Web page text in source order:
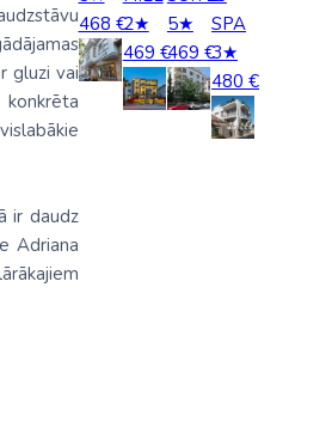
gluzi vai
ir daudz
Adriana
468 €2★
469 €
5★
469 €
SPA
3★
480 €